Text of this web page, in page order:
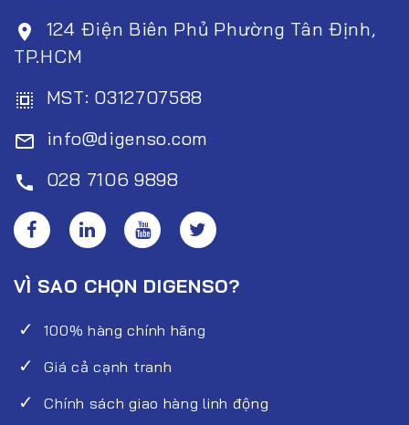
room
124 Điện Biên Phủ Phường Tân Định,
TP.HCM
select_all MST: 0312707588
mail_outline info@digenso.com
call 028 7106 9898
VÌ SAO CHỌN DIGENSO?
100% hàng chính hãng
Giá cả cạnh tranh
Chính sách giao hàng linh động